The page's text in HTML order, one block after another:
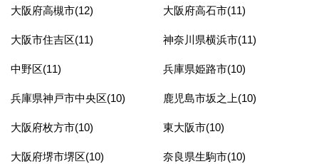
大阪府高槻市(12) 大阪府高石市(11)
大阪市住吉区(11) 神奈川県横浜市(11)
中野区(11) 兵庫県姫路市(10)
兵庫県神戸市中央区(10) 鹿児島市坂之上(10)
大阪府枚方市(10) 東大阪市(10)
大阪府堺市堺区(10) 奈良県生駒市(10)